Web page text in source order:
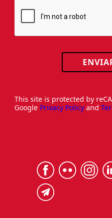
This site is protected by
Google Privacy Policy and